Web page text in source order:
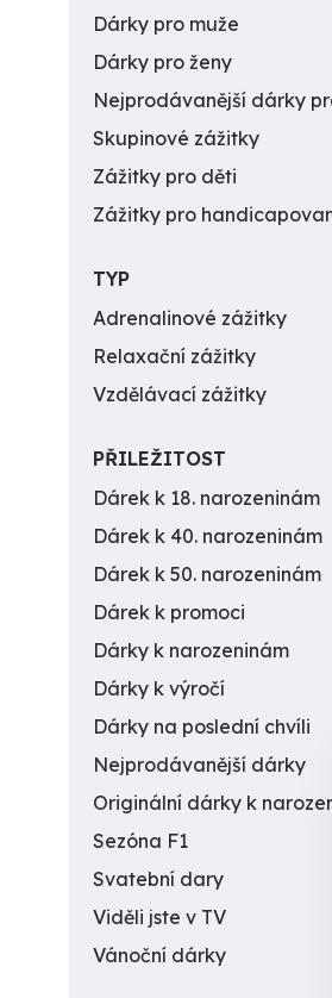
Dárky pro muže
Dárky pro ženy
Nejprodávanější dárky
Skupinové zážitky
Zážitky pro děti
Zážitky pro
TYP
Adrenalinové zážitky
Relaxační zážitky
Vzdělávací zážitky
PŘILEŽITOST
Dárek k 18. narozeninám
Dárek k 40. narozeninám
Dárek k 50. narozeninám
Dárek k promoci
Dárky k narozeninám
Dárky k výročí
Dárky na poslední chvíli
Nejprodávanější dárky
Originální dárky k
Sezóna F1
Svatební dary
Viděli jste v TV
Vánoční dárky